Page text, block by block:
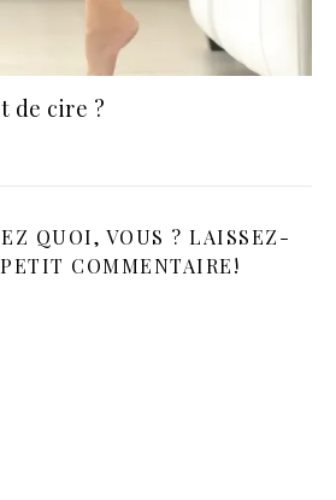
de cire ?
QUOI, VOUS ? LAISSEZ-
COMMENTAIRE!